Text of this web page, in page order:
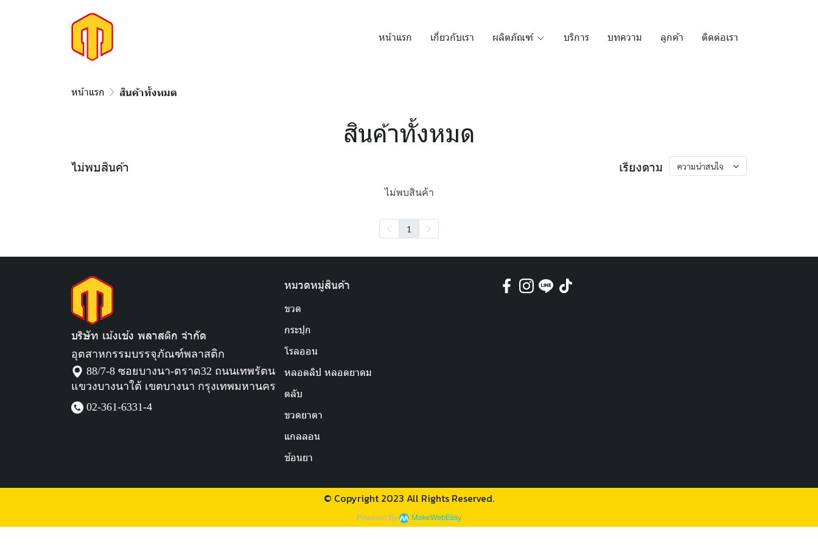
หน้าแรก เกี่ยวกับเรา ผลิตภัณฑ์ บริการ บทความ ลูกค้า ติดต่อเรา
หน้าแรก สินค้าทั้งหมด
สินค้าทั้งหมด
ไม่พบสินค้า เรียงตาม ความน่าสนใจ
ไม่พบสินค้า
1
บริษัท เม้งเช้ง พลาสติก จำกัด
อุตสาหกรรมบรรจุภัณฑ์พลาสติก
88/7-8 ซอยบางนา-ตราด32 ถนนเทพรัตน
แขวงบางนาใต้ เขตบางนา กรุงเทพมหานคร
02-361-6331-4
หมวดหมู่สินค้า
ขวด
กระปุก
โรลออน
หลอดลิป หลอดยาดม
ตลับ
ขวดยาตา
แกลลอน
ช้อนยา
© Copyright 2023 All Rights Reserved.
Powered By MakeWebEasy